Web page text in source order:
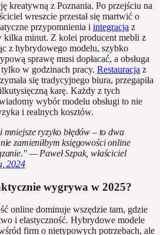
kreatywną z Poznania. Po przejściu na
wreszcie przestał się martwić o
przypomnienia i integracja z
kilka minut. Z kolei producent mebli z
z hybrydowego modelu, szybko
sprawę musi dopłacać, a obsługa
tylko w godzinach pracy. Restauracja z
się tradycyjnego biura, przegapiła
karę. Każdy z tych
wybór modelu obsługi to nie
i realnych kosztów.
mniejsze ryzyko błędów – to dwa
zamieniłbym księgowości online
— Paweł Szpak, właściciel
2024
wygrywa w 2025?
online dominuje wszędzie tam, gdzie
i elastyczność. Hybrydowe modele
firm o nietypowych potrzebach, ale